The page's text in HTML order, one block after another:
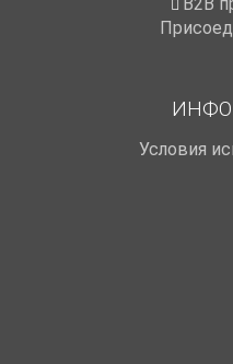
Условия